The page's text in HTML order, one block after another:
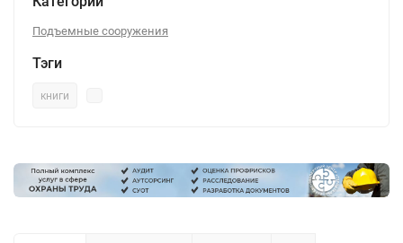
Подъемные сооружения
Тэги
книги